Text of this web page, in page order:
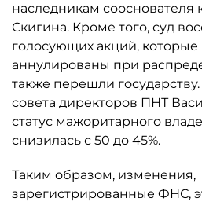
наследникам
Скигина. Кроме того, суд
голосующих акций,
аннулированы при
также перешли
совета директоров ПНТ
статус мажоритарного
снизилась с 50 до 45%.
Таким образом, изменения,
зарегистрированные ФНС,